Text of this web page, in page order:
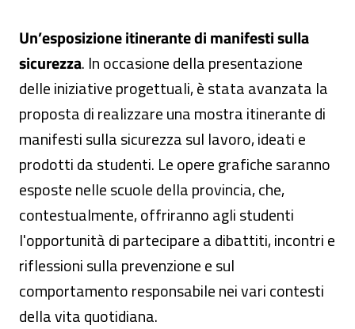
Un’esposizione itinerante di manifesti sulla
sicurezza. In occasione della presentazione
delle iniziative progettuali, è stata avanzata la
proposta di realizzare una mostra itinerante di
manifesti sulla sicurezza sul lavoro, ideati e
prodotti da studenti. Le opere grafiche saranno
esposte nelle scuole della provincia, che,
contestualmente, offriranno agli studenti
l'opportunità di partecipare a dibattiti, incontri e
riflessioni sulla prevenzione e sul
comportamento responsabile nei vari contesti
della vita quotidiana.